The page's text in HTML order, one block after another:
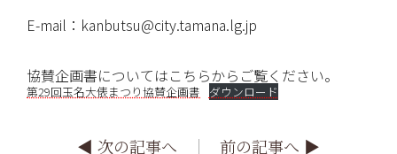
E-mail：kanbutsu@city.tamana.lg.jp
協賛企画書についてはこちらからご覧ください。
第29回玉名大俵まつり協賛企画書 ダウンロード
▶︎ 次の記事へ ｜ 前の記事へ ▶︎